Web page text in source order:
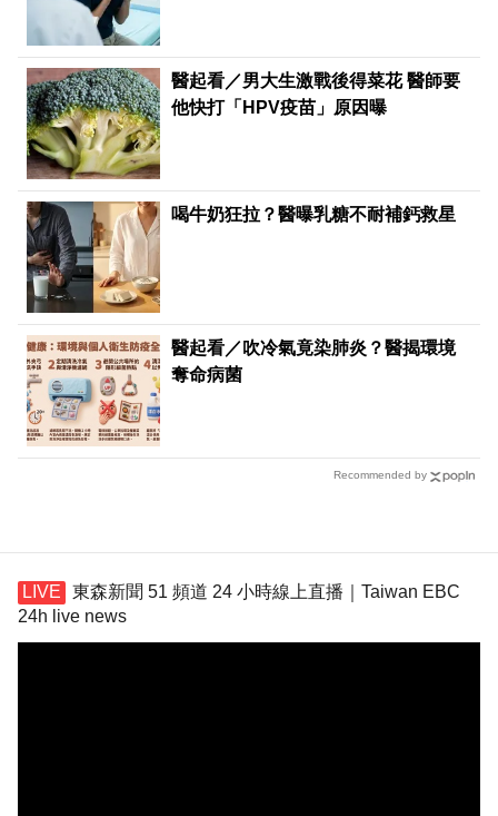
醫起看／男大生激戰後得菜花 醫師要
他快打「HPV疫苗」原因曝
喝牛奶狂拉？醫曝乳糖不耐補鈣救星
醫起看／吹冷氣竟染肺炎？醫揭環境
奪命病菌
Recommended by
東森新聞 51 頻道 24 小時線上直播｜Taiwan EBC
24h live news